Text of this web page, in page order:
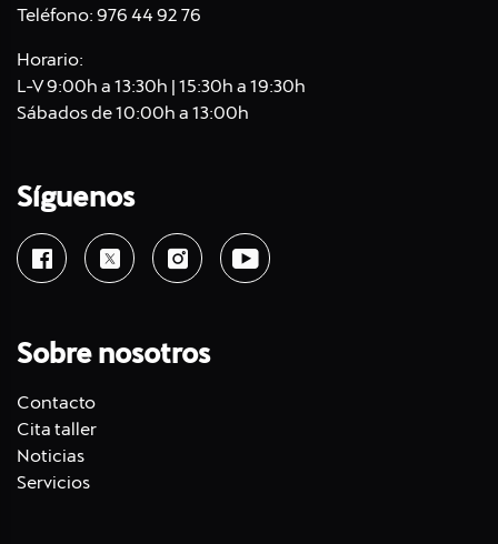
Teléfono: 976 44 92 76
Horario:
L-V 9:00h a 13:30h | 15:30h a 19:30h
Sábados de 10:00h a 13:00h
Síguenos
Sobre nosotros
Contacto
Cita taller
Noticias
Servicios